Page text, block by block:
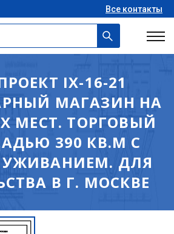
Все контакты
IX-16-21
МАГАЗИН НА
МЕСТ. ТОРГОВЫЙ
390 КВ.М С
ДЛЯ
В Г. МОСКВЕ